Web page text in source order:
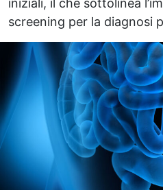
iniziali, il che sottolinea
screening per la diagnosi